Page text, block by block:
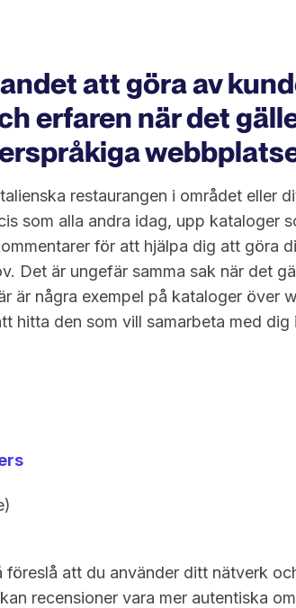
att göra av
erfaren när det
restaurangen i området eller
som alla andra idag, upp kataloger
för att hjälpa dig att göra
Det är ungefär samma sak när det
är några exempel på kataloger över
hitta den som vill samarbeta med
föreslå att du använder ditt nätverk
recensioner vara mer autentiska